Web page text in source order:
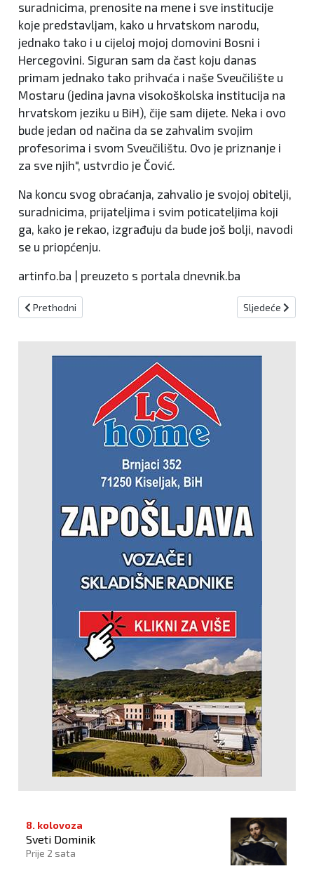
suradnicima, prenosite na mene i sve institucije
koje predstavljam, kako u hrvatskom narodu,
jednako tako i u cijeloj mojoj domovini Bosni i
Hercegovini. Siguran sam da čast koju danas
primam jednako tako prihvaća i naše Sveučilište u
Mostaru (jedina javna visokoškolska institucija na
hrvatskom jeziku u BiH), čije sam dijete. Neka i ovo
bude jedan od načina da se zahvalim svojim
profesorima i svom Sveučilištu. Ovo je priznanje i
za sve njih", ustvrdio je Čović.
Na koncu svog obraćanja, zahvalio je svojoj obitelji,
suradnicima, prijateljima i svim poticateljima koji
ga, kako je rekao, izgrađuju da bude još bolji, navodi
se u priopćenju.
artinfo.ba | preuzeto s portala dnevnik.ba
Prethodni članak: ŽSB: Današnje radarske kontrole – 20.6.2018.
Prethodni Sljedeći
Sljedeće
8. kolovoza
Sveti Dominik
Prije 2 sata